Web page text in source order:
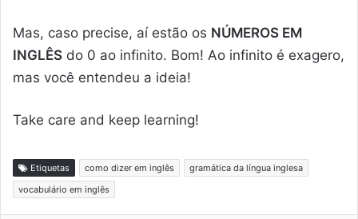
Mas, caso precise, aí estão os NÚMEROS EM
INGLÊS do 0 ao infinito. Bom! Ao infinito é exagero,
mas você entendeu a ideia!
Take care and keep learning!
Etiquetas como dizer em inglês
gramática da língua inglesa
vocabulário em inglês